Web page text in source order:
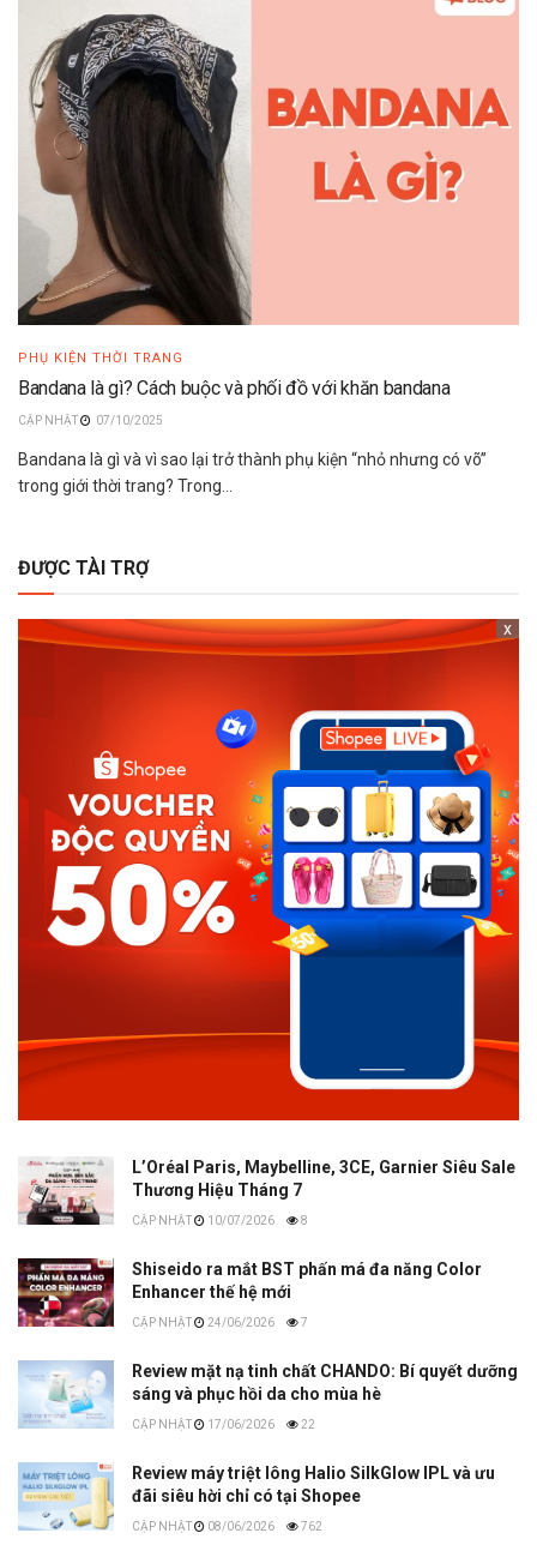
PHỤ KIỆN THỜI TRANG
Bandana là gì? Cách buộc và phối đồ với khăn bandana
07/10/2025
Bandana là gì và vì sao lại trở thành phụ kiện “nhỏ nhưng có võ”
trong giới thời trang? Trong...
ĐƯỢC TÀI TRỢ
x
L’Oréal Paris, Maybelline, 3CE, Garnier Siêu Sale
Thương Hiệu Tháng 7
10/07/2026 8
Shiseido ra mắt BST phấn má đa năng Color
Enhancer thế hệ mới
24/06/2026 7
Review mặt nạ tinh chất CHANDO: Bí quyết dưỡng
sáng và phục hồi da cho mùa hè
17/06/2026 22
Review máy triệt lông Halio SilkGlow IPL và ưu
đãi siêu hời chỉ có tại Shopee
08/06/2026 762